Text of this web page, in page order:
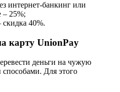
интернет-банкинг или
– 25%;
40%.
карту UnionPay
деньги на чужую
Для этого